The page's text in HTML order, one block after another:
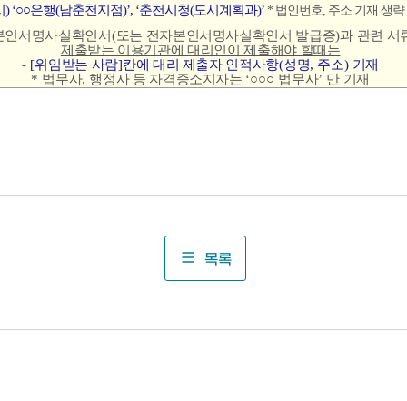
) ‘○○은행(남춘천지점)’, ‘춘천시청(도시계획과)’ * 법인번호, 주소 기재 생략
인서명사실확인서(또는 전자본인서명사실확인서 발급증)과 관련 서
제출받는 이용기관에 대리인이 제출해야 할때는
- [위임받는 사람]칸에 대리 제출자 인적사항(성명, 주소) 기재
* 법무사, 행정사 등 자격증소지자는 ‘○○○ 법무사’ 만 기재
목록